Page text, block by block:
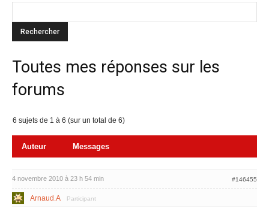
Toutes mes réponses sur les
forums
6 sujets de 1 à 6 (sur un total de 6)
Auteur Messages
4 novembre 2010 à 23 h 54 min #146455
Arnaud.A Participant